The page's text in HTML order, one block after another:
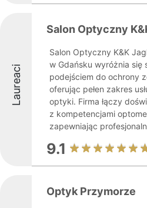
Laureaci
Salon Optyczny
Salon Optyczny K&K
w Gdańsku wyróżnia się
podejściem do ochrony
oferując pełen zakres
optyki. Firma łączy
z kompetencjami
zapewniając
9.1
Optyk Przymorze